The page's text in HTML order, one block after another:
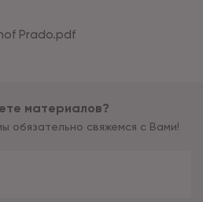
Prado.pdf
материалов?
обязательно свяжемся с Вами!